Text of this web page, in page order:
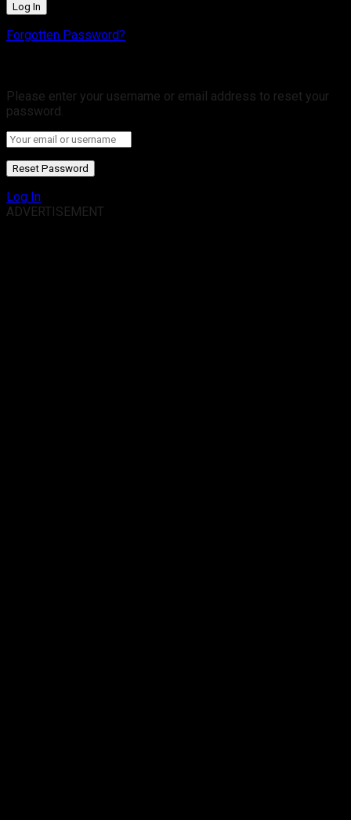
Forgotten Password?
Please enter your username or email address to reset your
password.
Log In
ADVERTISEMENT